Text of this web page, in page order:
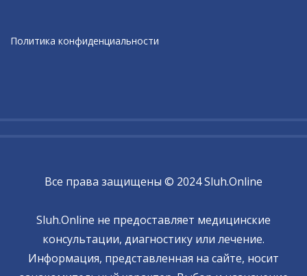
Политика конфиденциальности
Все права защищены © 2024 Sluh.Online
Sluh.Online не предоставляет медицинские
консультации, диагностику или лечение.
Информация, представленная на сайте, носит